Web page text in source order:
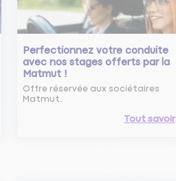
Perfectionnez votre conduite
avec nos stages offerts par la
Matmut !
Offre réservée aux sociétaires
Matmut.
Tout savoir